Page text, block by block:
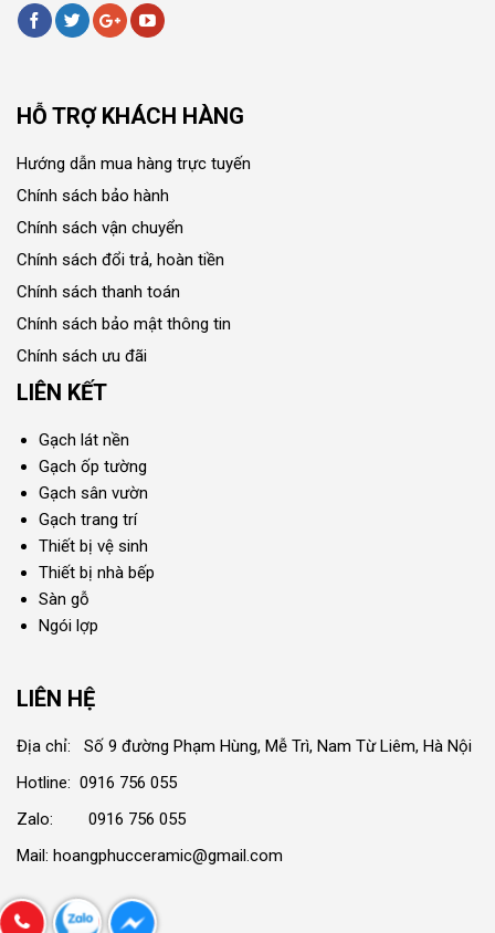
HỖ TRỢ KHÁCH HÀNG
Hướng dẫn mua hàng trực tuyến
Chính sách bảo hành
Chính sách vận chuyển
Chính sách đổi trả, hoàn tiền
Chính sách thanh toán
Chính sách bảo mật thông tin
Chính sách ưu đãi
LIÊN KẾT
Gạch lát nền
Gạch ốp tường
Gạch sân vườn
Gạch trang trí
Thiết bị vệ sinh
Thiết bị nhà bếp
Sàn gỗ
Ngói lợp
LIÊN HỆ
Địa chỉ: Số 9 đường Phạm Hùng, Mễ Trì, Nam Từ Liêm, Hà Nội
Hotline: 0916 756 055
Zalo: 0916 756 055
Mail: hoangphucceramic@gmail.com